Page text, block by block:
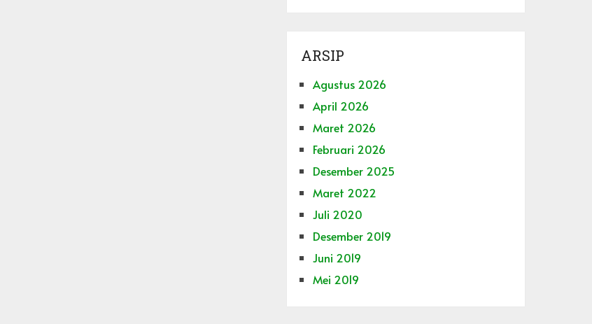
ARSIP
Agustus 2026
April 2026
Maret 2026
Februari 2026
Desember 2025
Maret 2022
Juli 2020
Desember 2019
Juni 2019
Mei 2019